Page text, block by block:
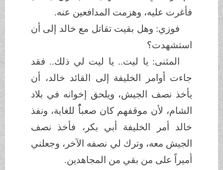
فأغرت عليه، وهزمت المدافعين عنه.
فوزي: وهل بقيت تقاتل مع خالد إلى أن
استشهدت؟
المثنى: يا ليت.. يا ليت لي ذلك.. فقد
جاءت أوامر الخليفة إلى القائد خالد، أن
يأخذ نصف الجيش، ويلحق إخوانه في بلاد
الشام، لأن موقفهم كان صعباًُ للغاية، ونفذ
خالد أمر الخليفة أبي بكر، فأخذ نصف
الجيش معه، وترك لي نصفه الآخر، وجعلني
أميراً على من بقي من المجاهدين.